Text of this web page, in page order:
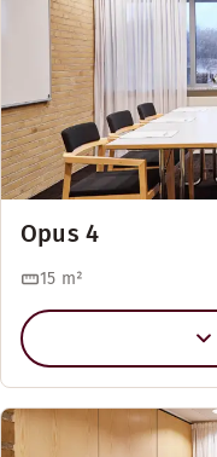
Opus 4
15 m²